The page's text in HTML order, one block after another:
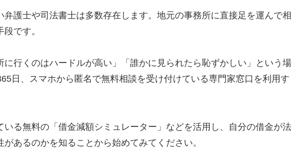
弁護士や司法書士は多数存在します。地元の事務所に直接足を運んで相
です。
に行くのはハードルが高い」「誰かに見られたら恥ずかしい」という場
日、スマホから匿名で無料相談を受け付けている専門家窓口を利用す
いる無料の「借金減額シミュレーター」などを活用し、自分の借金が法
あるのかを知ることから始めてみてください。